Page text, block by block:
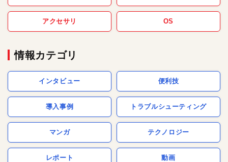
アクセサリ OS
情報カテゴリ
インタビュー 便利技
導入事例 トラブルシューティング
マンガ テクノロジー
レポート 動画